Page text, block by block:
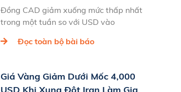
Đồng CAD giảm xuống mức thấp nhất
trong một tuần so với USD vào
Đọc toàn bộ bài báo
Giá Vàng Giảm Dưới Mốc 4,000